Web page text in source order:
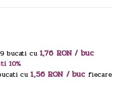
bucati cu 1,76 RON / buc
10%
cu 1,56 RON / buc fiecare